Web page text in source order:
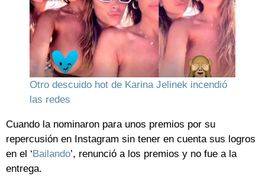
Otro descuido hot de Karina Jelinek incendió
las redes
Cuando la nominaron para unos premios por su
repercusión en Instagram sin tener en cuenta sus logros
en el ‘ Bailando’, renunció a los premios y no fue a la
entrega.